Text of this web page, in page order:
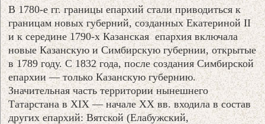
В 1780-е гг. границы епархий стали приводиться к
границам новых губерний, созданных Екатериной II
и к середине 1790-х Казанская епархия включала
новые Казанскую и Симбирскую губернии, открытые
в 1789 году. С 1832 года, после создания Симбирской
епархии — только Казанскую губернию.
Значительная часть территории нынешнего
Татарстана в XIX — начале XX вв. входила в состав
других епархий: Вятской (Елабужский,